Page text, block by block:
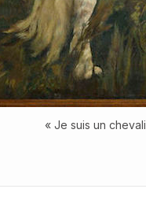
« Je suis un